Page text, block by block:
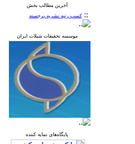
آخرین مطالب بخش
::کسب رتبه نشریه برجسته
موسسه تحقیقات شیلات ایران
پایگاه‌های نمایه کننده